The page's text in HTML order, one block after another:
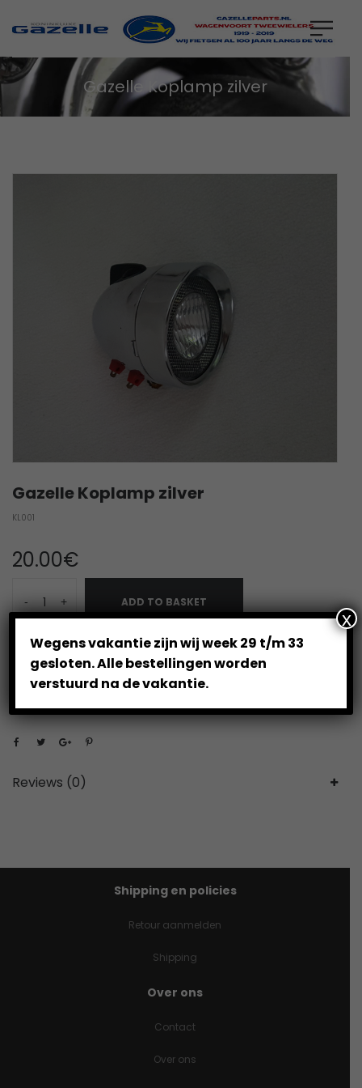
Gazelle Koplamp zilver
Gazelle Koplamp zilver
KL001
20.00€
- + ADD TO BASKET
Category:Verlichting
Reviews (0)
Shipping en policies
Retour aanmelden
Shipping
Over ons
Contact
Over ons
Wegens vakantie zijn wij week 29 t/m 33
gesloten. Alle bestellingen worden
verstuurd na de vakantie.
x